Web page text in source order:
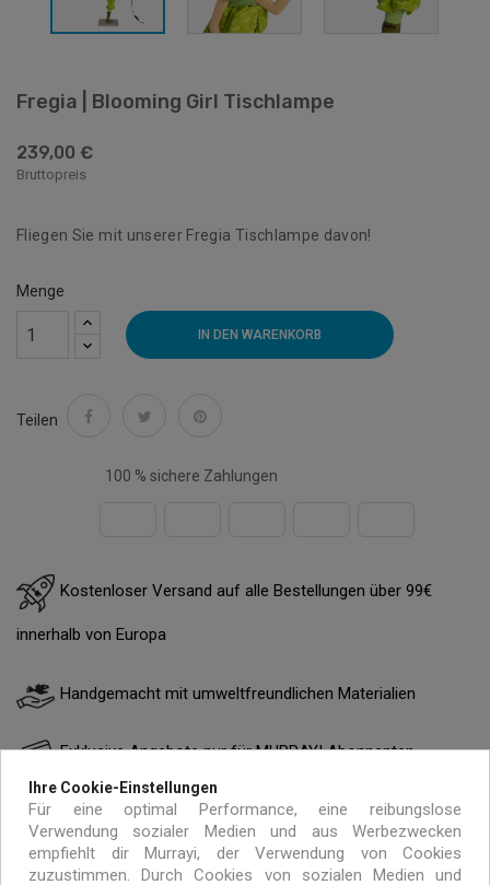
Fregia | Blooming Girl Tischlampe
239,00 €
Bruttopreis
Fliegen Sie mit unserer Fregia Tischlampe davon!
Menge
IN DEN WARENKORB
Teilen
100 % sichere Zahlungen
Kostenloser Versand auf alle Bestellungen über 99€
innerhalb von Europa
Handgemacht mit umweltfreundlichen Materialien
Exklusive Angebote nur für MURRAYI Abonnenten
Ihre Cookie-Einstellungen
Für eine optimal Performance, eine reibungslose
Verwendung sozialer Medien und aus Werbezwecken
empfiehlt dir Murrayi, der Verwendung von Cookies
zuzustimmen. Durch Cookies von sozialen Medien und